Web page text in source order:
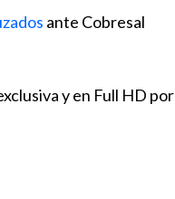
ante Cobresal
y en Full HD por